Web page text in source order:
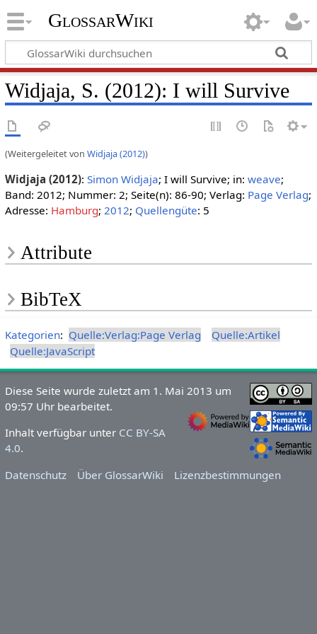
GlossarWiki
Widjaja, S. (2012): I will Survive
(Weitergeleitet von Widjaja (2012))
Widjaja (2012): Simon Widjaja; I will Survive; in: weave;
Band: 2012; Nummer: 2; Seite(n): 86-90; Verlag: Page Verlag;
Adresse: Hamburg; 2012; Quellengüte: 5
Attribute
BibTeX
Kategorien: Quelle:Verlag:Page Verlag
Quelle:Artikel
Quelle:JavaScript
Diese Seite wurde zuletzt am 1. Mai 2013 um
09:57 Uhr bearbeitet.
Inhalt verfügbar unter CC BY-SA
4.0.
Datenschutz
Über GlossarWiki Lizenzbestimmungen